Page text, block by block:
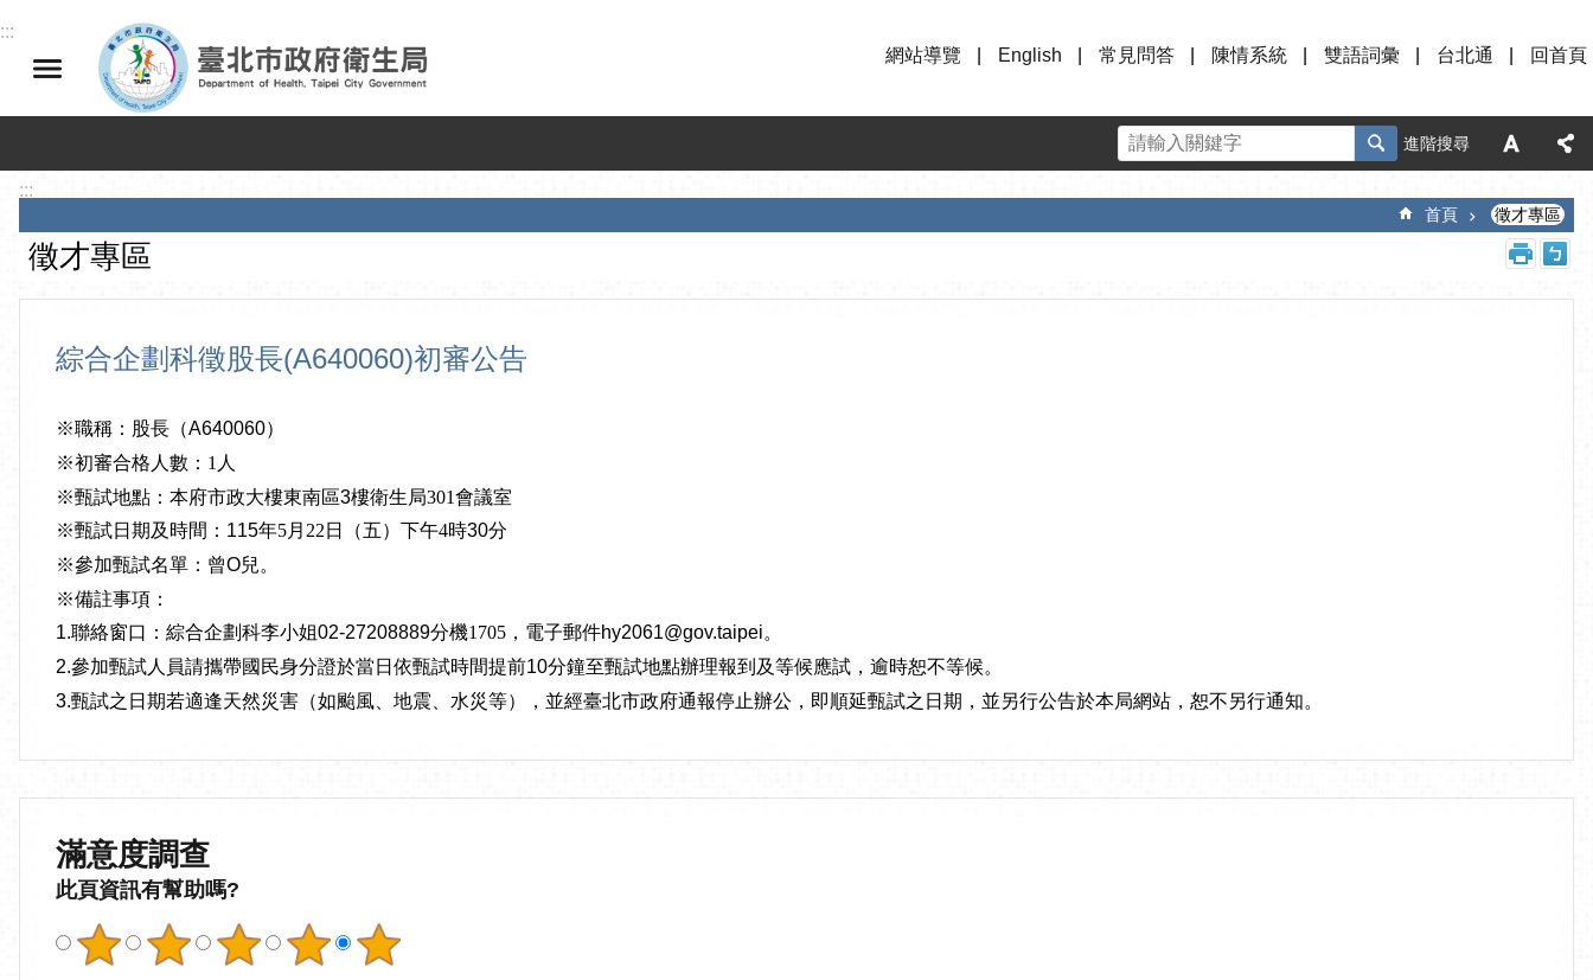
跳到主要內容區塊
:::
網站導覽
English 常見問答 陳情系統 雙語詞彙 台北通 回首頁
進階搜尋
:::
首頁 徵才專區
徵才專區
綜合企劃科徵股長(A640060)初審公告
※職稱：股長（A640060）
※初審合格人數：1 人
※甄試地點：本府市政大樓東南區3樓衛生局301會議室
※甄試日期及時間： 115年5月22日（五）下午4時30分
※參加甄試名單： 曾O兒。
※備註事項：
1.聯絡窗口：綜合企劃科李小姐02-27208889分機1705 ，電子郵件hy2061@gov.taipei。
2.參加甄試人員請攜帶國民身分證於當日依甄試時間提前10分鐘至甄試地點辦理報到及等候應試，逾時恕不等候。
3.甄試之日期若適逢天然災害（如颱風、地震、水災等），並經臺北市政府通報停止辦公，即順延甄試之日期，並另行公告於本局網站，恕不另行通知。
滿意度調查
此頁資訊有幫助嗎?